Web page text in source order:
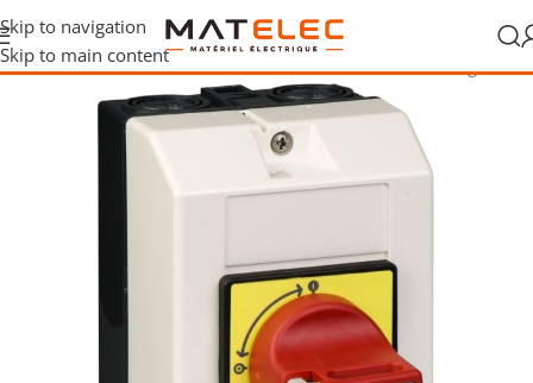
Skip to navigation
Skip to main content
/Commandes et sécurité d’installation/Arrêts d’urgence